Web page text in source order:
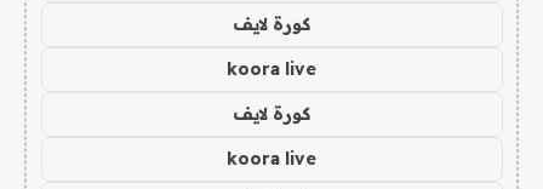
كورة لايف
koora live
كورة لايف
koora live